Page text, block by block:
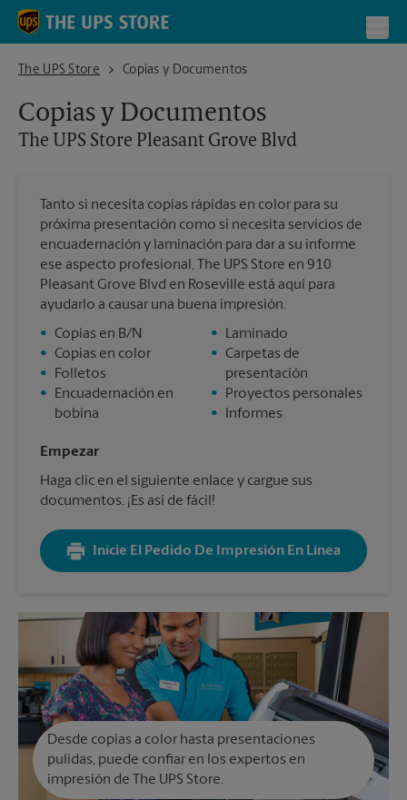
Skip to content
Return to Nav
The UPS Store
The UPS Store Pleasant Grove Blvd
Copias y Documentos
Copias y Documentos
The UPS Store Pleasant Grove Blvd
Tanto si necesita copias rápidas en color para su
próxima presentación como si necesita servicios de
encuadernación y laminación para dar a su informe
ese aspecto profesional, The UPS Store en 910
Pleasant Grove Blvd en Roseville está aquí para
ayudarlo a causar una buena impresión.
• Copias en B/N
• Copias en color
•
Folletos
•
Encuadernación en
bobina
•
Laminado
• Carpetas de
presentación
•
Proyectos personales
•
Informes
Empezar
Haga clic en el siguiente enlace y cargue sus
documentos. ¡Es así de fácil!
Inicie El Pedido De Impresión En Línea
Desde copias a color hasta presentaciones
pulidas, puede confiar en los expertos en
impresión de The UPS Store.